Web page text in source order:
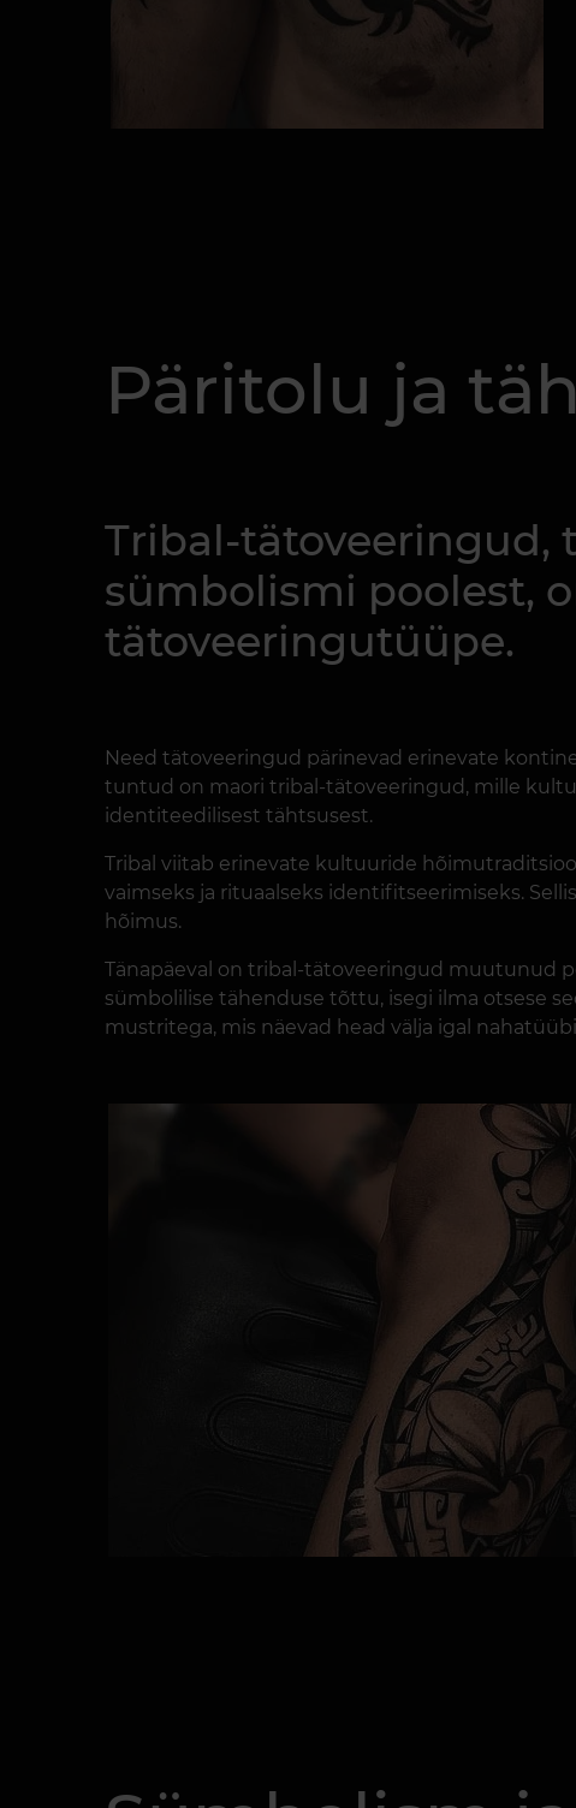
Päritolu ja
Tribal-tätoveeringud,
sümbolismi poolest,
tätoveeringutüüpe.
Need tätoveeringud pärinevad erinevate
tuntud on maori tribal-tätoveeringud, mille
identiteedilisest tähtsusest.
Tribal viitab erinevate kultuuride
vaimseks ja rituaalseks identifitseerimiseks.
hõimus.
Tänapäeval on tribal-tätoveeringud muutunud
sümbolilise tähenduse tõttu, isegi ilma otsese
mustritega, mis näevad head välja igal